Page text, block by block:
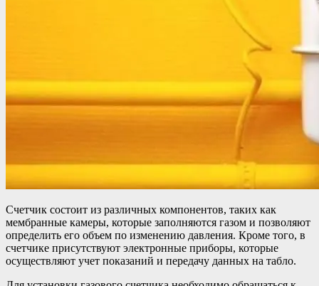
Счетчик состоит из различных компонентов, таких как
мембранные камеры, которые заполняются газом и позволяют
определить его объем по изменению давления. Кроме того, в
счетчике присутствуют электронные приборы, которые
осуществляют учет показаний и передачу данных на табло.